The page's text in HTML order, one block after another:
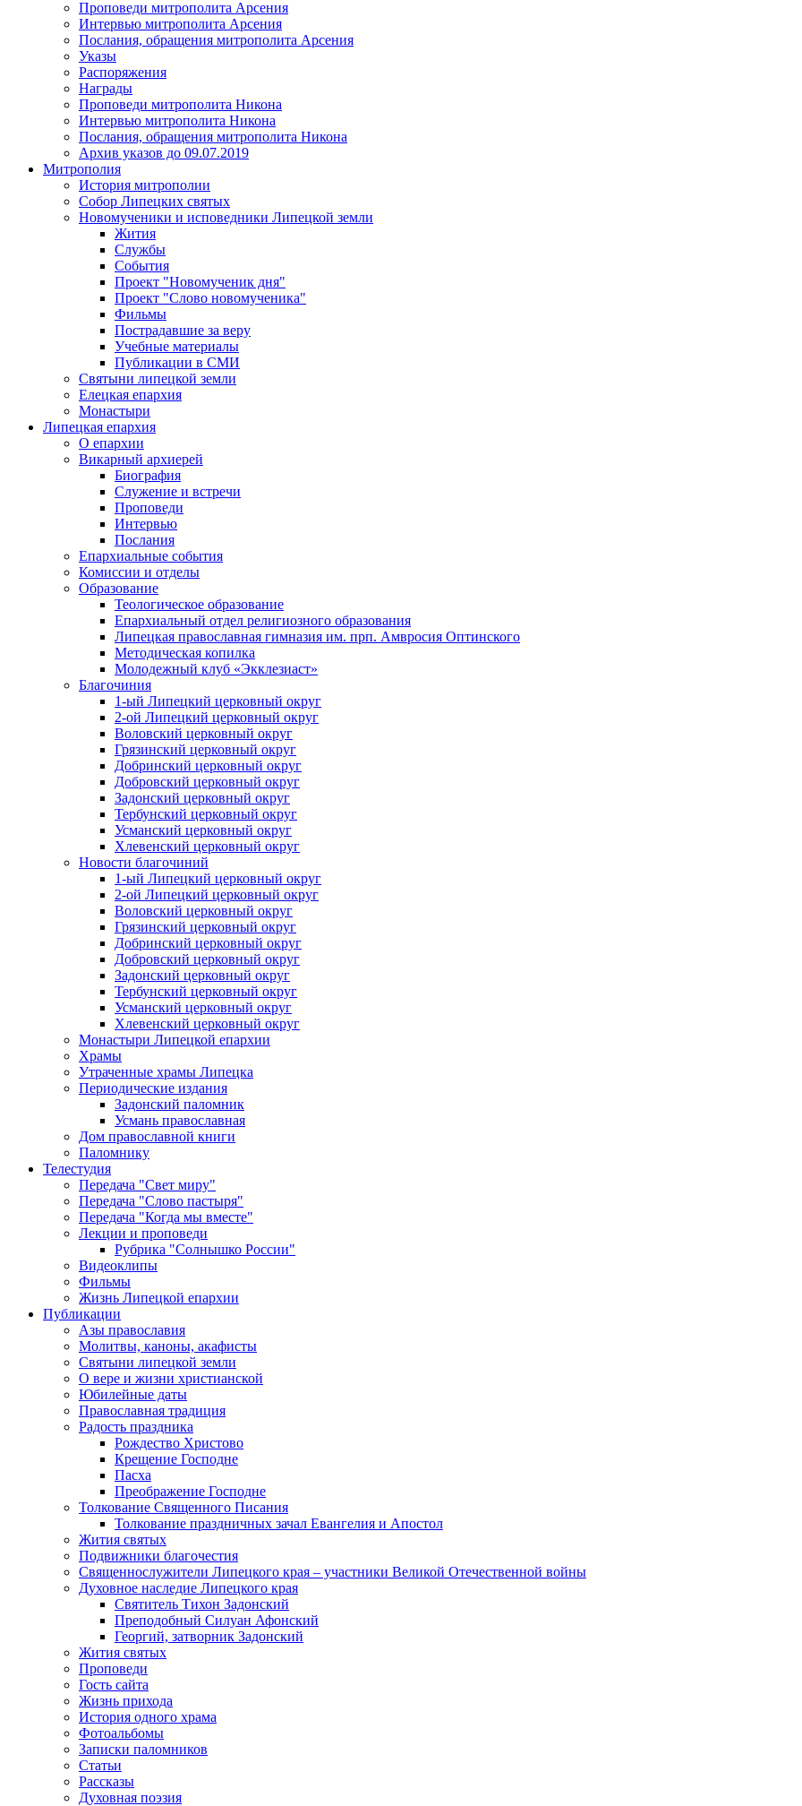
Проповеди митрополита Арсения
Интервью митрополита Арсения
Послания, обращения митрополита Арсения
Указы
Распоряжения
Награды
Проповеди митрополита Никона
Интервью митрополита Никона
Послания, обращения митрополита Никона
Архив указов до 09.07.2019
Митрополия
История митрополии
Собор Липецких святых
Новомученики и исповедники Липецкой земли
Жития
Службы
События
Проект "Новомученик дня"
Проект "Слово новомученика"
Фильмы
Пострадавшие за веру
Учебные материалы
Публикации в СМИ
Святыни липецкой земли
Елецкая епархия
Монастыри
Липецкая епархия
О епархии
Викарный архиерей
Биография
Служение и встречи
Проповеди
Интервью
Послания
Епархиальные события
Комиссии и отделы
Образование
Теологическое образование
Епархиальный отдел религиозного образования
Липецкая православная гимназия им. прп. Амвросия Оптинского
Методическая копилка
Молодежный клуб «Экклезиаст»
Благочиния
1-ый Липецкий церковный округ
2-ой Липецкий церковный округ
Воловский церковный округ
Грязинский церковный округ
Добринский церковный округ
Добровский церковный округ
Задонский церковный округ
Тербунский церковный округ
Усманский церковный округ
Хлевенский церковный округ
Новости благочиний
1-ый Липецкий церковный округ
2-ой Липецкий церковный округ
Воловский церковный округ
Грязинский церковный округ
Добринский церковный округ
Добровский церковный округ
Задонский церковный округ
Тербунский церковный округ
Усманский церковный округ
Хлевенский церковный округ
Монастыри Липецкой епархии
Храмы
Утраченные храмы Липецка
Периодические издания
Задонский паломник
Усмань православная
Дом православной книги
Паломнику
Телестудия
Передача "Свет миру"
Передача "Слово пастыря"
Передача "Когда мы вместе"
Лекции и проповеди
Рубрика "Солнышко России"
Видеоклипы
Фильмы
Жизнь Липецкой епархии
Публикации
Азы православия
Молитвы, каноны, акафисты
Святыни липецкой земли
О вере и жизни христианской
Юбилейные даты
Православная традиция
Радость праздника
Рождество Христово
Крещение Господне
Пасха
Преображение Господне
Толкование Священного Писания
Толкование праздничных зачал Евангелия и Апостол
Жития святых
Подвижники благочестия
Священнослужители Липецкого края – участники Великой Отечественной войны
Духовное наследие Липецкого края
Святитель Тихон Задонский
Преподобный Силуан Афонский
Георгий, затворник Задонский
Жития святых
Проповеди
Гость сайта
Жизнь прихода
История одного храма
Фотоальбомы
Записки паломников
Статьи
Рассказы
Духовная поэзия